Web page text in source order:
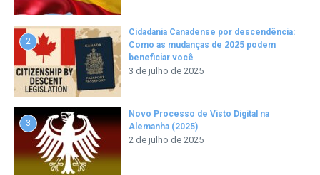
2
Cidadania Canadense por descendência:
Como as mudanças de 2025 podem
beneficiar você
3 de julho de 2025
3
Novo Processo de Visto Digital na
Alemanha (2025)
2 de julho de 2025